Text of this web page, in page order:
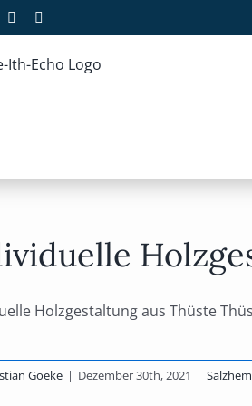
Instagram
Holzgestaltung aus Thüste
Goeke | Dezember 30th, 2021 |